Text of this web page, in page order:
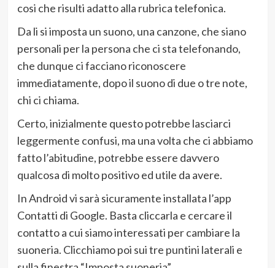
cosi che risulti adatto alla rubrica telefonica.
Da li si imposta un suono, una canzone, che siano
personali per la persona che ci sta telefonando,
che dunque ci facciano riconoscere
immediatamente, dopo il suono di due o tre note,
chi ci chiama.
Certo, inizialmente questo potrebbe lasciarci
leggermente confusi, ma una volta che ci abbiamo
fatto l’abitudine, potrebbe essere davvero
qualcosa di molto positivo ed utile da avere.
In Android vi sarà sicuramente installata l’app
Contatti di Google. Basta cliccarla e cercare il
contatto a cui siamo interessati per cambiare la
suoneria. Clicchiamo poi sui tre puntini laterali e